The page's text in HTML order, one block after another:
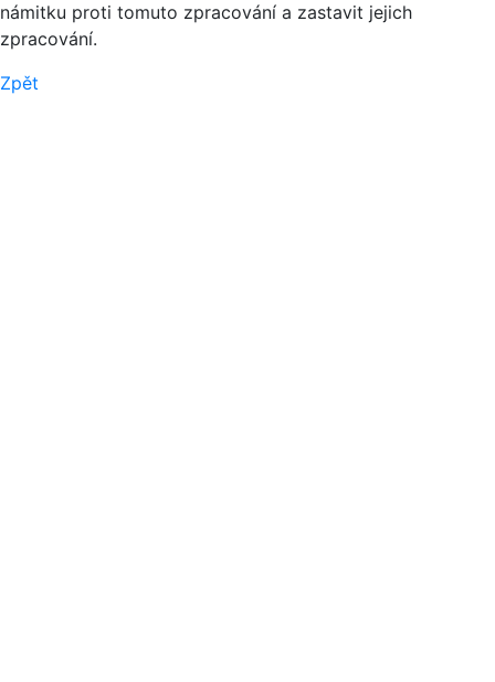
námitku proti tomuto zpracování a zastavit jejich
zpracování.
Zpět